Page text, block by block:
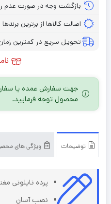
بازگشت وجه در صورت عدم
اصالت کالاها از برترین برندها
تحویل سریع در کمترین
جهت سفارش عمده یا
محصول توجه فرمایید.
توضیحات ویژگی های
پرده نایلونی
نصب آسان